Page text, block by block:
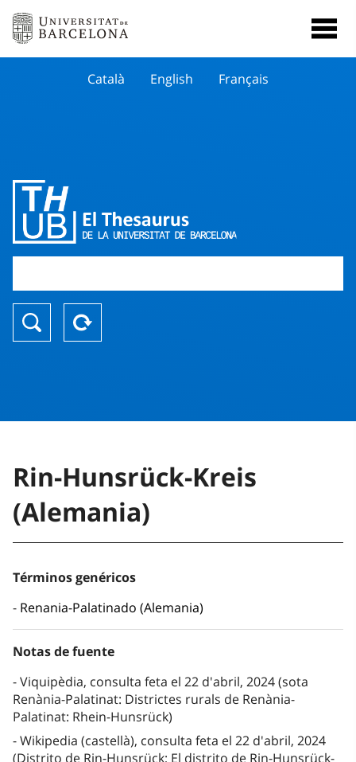
Català English Français
Rin-Hunsrück-Kreis
(Alemania)
Términos genéricos
Renania-Palatinado (Alemania)
Notas de fuente
Viquipèdia, consulta feta el 22 d'abril, 2024 (sota
Renània-Palatinat: Districtes rurals de Renània-
Palatinat: Rhein-Hunsrück)
Wikipedia (castellà), consulta feta el 22 d'abril, 2024
(Distrito de Rin-Hunsrück; El distrito de Rin-Hunsrück-